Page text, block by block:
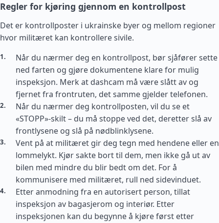
Regler for kjøring gjennom en kontrollpost
Det er kontrollposter i ukrainske byer og mellom regioner
hvor militæret kan kontrollere sivile.
Når du nærmer deg en kontrollpost, bør sjåfører sette
ned farten og gjøre dokumentene klare for mulig
inspeksjon. Merk at dashcam må være slått av og
fjernet fra frontruten, det samme gjelder telefonen.
Når du nærmer deg kontrollposten, vil du se et
«STOPP»-skilt – du må stoppe ved det, deretter slå av
frontlysene og slå på nødblinklysene.
Vent på at militæret gir deg tegn med hendene eller en
lommelykt. Kjør sakte bort til dem, men ikke gå ut av
bilen med mindre du blir bedt om det. For å
kommunisere med militæret, rull ned sidevinduet.
Etter anmodning fra en autorisert person, tillat
inspeksjon av bagasjerom og interiør. Etter
inspeksjonen kan du begynne å kjøre først etter